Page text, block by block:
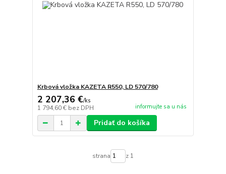
Krbová vložka KAZETA R550, LD 570/780
2 207,36 €/ks
1 794,60 € bez DPH informujte sa u nás
Pridať do košíka
strana z 1